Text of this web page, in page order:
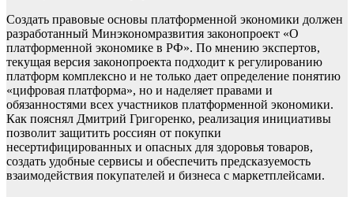
Создать правовые основы платформенной экономики должен
разработанный Минэкономразвития законопроект «О
платформенной экономике в РФ». По мнению экспертов,
текущая версия законопроекта подходит к регулированию
платформ комплексно и не только дает определение понятию
«цифровая платформа», но и наделяет правами и
обязанностями всех участников платформенной экономики.
Как пояснял Дмитрий Григоренко, реализация инициативы
позволит защитить россиян от покупки
несертифицированных и опасных для здоровья товаров,
создать удобные сервисы и обеспечить предсказуемость
взаимодействия покупателей и бизнеса с маркетплейсами.